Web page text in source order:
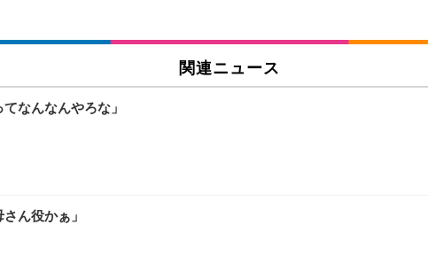
関連ニュース
なんなんやろな」
ん役かぁ」